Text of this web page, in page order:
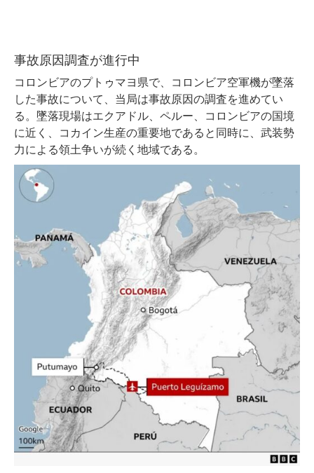
事故原因調査が進行中
コロンビアのプトゥマヨ県で、コロンビア空軍機が墜落
した事故について、当局は事故原因の調査を進めてい
る。墜落現場はエクアドル、ペルー、コロンビアの国境
に近く、コカイン生産の重要地であると同時に、武装勢
力による領土争いが続く地域である。